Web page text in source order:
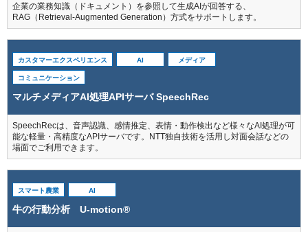
企業の業務知識（ドキュメント）を参照して生成AIが回答する、
RAG（Retrieval-Augmented Generation）方式をサポートします。
カスタマーエクスペリエンス AI メディア
コミュニケーション
マルチメディアAI処理APIサーバ SpeechRec
SpeechRecは、音声認識、感情推定、表情・動作検出など様々なAI処理が可
能な軽量・高精度なAPIサーバです。NTT独自技術を活用し対面会話などの
場面でご利用できます。
スマート農業 AI
牛の行動分析 U-motion®